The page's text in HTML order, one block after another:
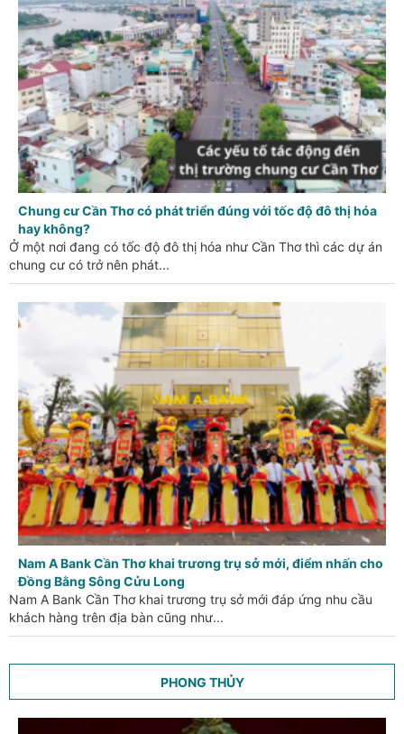
Chung cư Cần Thơ có phát triển đúng với tốc độ đô thị hóa
hay không?
Ở một nơi đang có tốc độ đô thị hóa như Cần Thơ thì các dự án
chung cư có trở nên phát...
Nam A Bank Cần Thơ khai trương trụ sở mới, điểm nhấn cho
Đồng Bằng Sông Cửu Long
Nam A Bank Cần Thơ khai trương trụ sở mới đáp ứng nhu cầu
khách hàng trên địa bàn cũng như...
PHONG THỦY